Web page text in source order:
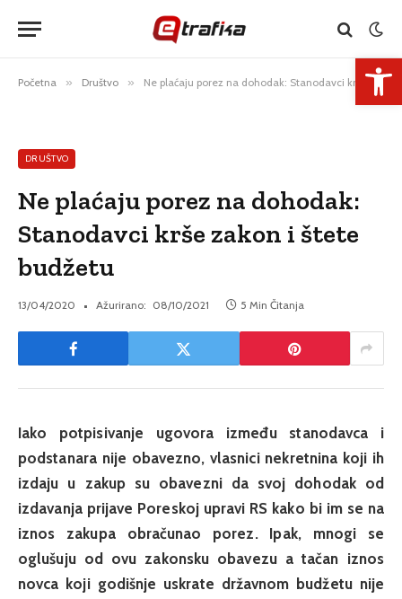
Početna » Društvo » Ne plaćaju porez na dohodak: Stanodavci krše zakon i štete budžetu
DRUŠTVO
Ne plaćaju porez na dohodak:
Stanodavci krše zakon i štete
budžetu
13/04/2020 Ažurirano: 08/10/2021 5 Min Čitanja
Iako potpisivanje ugovora između stanodavca i
podstanara nije obavezno, vlasnici nekretnina koji ih
izdaju u zakup su obavezni da svoj dohodak od
izdavanja prijave Poreskoj upravi RS kako bi im se na
iznos zakupa obračunao porez. Ipak, mnogi se
oglušuju od ovu zakonsku obavezu a tačan iznos
novca koji godišnje uskrate državnom budžetu nije